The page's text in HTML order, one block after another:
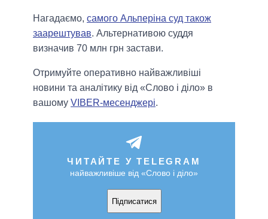
Нагадаємо, самого Альперіна суд також
заарештував. Альтернативою суддя
визначив 70 млн грн застави.
Отримуйте оперативно найважливіші
новини та аналітику від «Слово і діло» в
вашому VIBER-месенджері.
ЧИТАЙТЕ У TELEGRAM
найважливіше від «Слово і діло»
Підписатися